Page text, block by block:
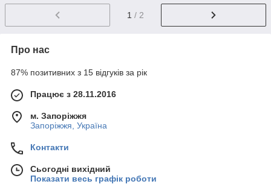
1 / 2
Про нас
87% позитивних з 15 відгуків за рік
Працює з 28.11.2016
м. Запоріжжя
Запоріжжя, Україна
Контакти
Сьогодні вихідний
Показати весь графік роботи